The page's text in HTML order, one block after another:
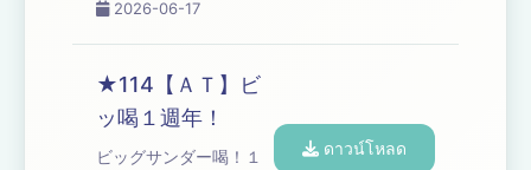
上波放送の苦悩／それ
でも、バモ日本！／コ
ーナー「高野ブルドッ
グのブチギレ漫談」／
高野アディショナルタ
2026-06-17
★114【ＡＴ】ビ
ッ喝１週年！
ビッグサンダー喝！１
ดาวน์โหลด